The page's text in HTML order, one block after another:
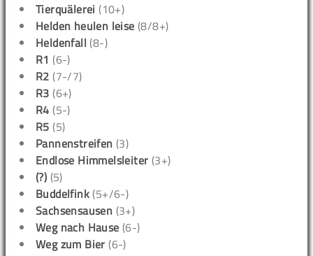
Tierquälerei (10+)
Helden heulen leise (8/8+)
Heldenfall (8-)
R1 (6-)
R2 (7-/7)
R3 (6+)
R4 (5-)
R5 (5)
Pannenstreifen (3)
Endlose Himmelsleiter (3+)
(?) (5)
Buddelfink (5+/6-)
Sachsensausen (3+)
Weg nach Hause (6-)
Weg zum Bier (6-)